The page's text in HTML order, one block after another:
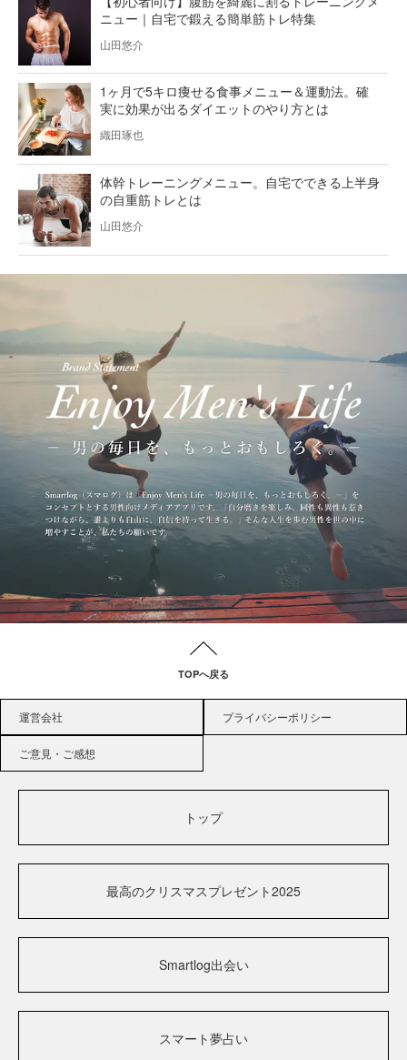
ニュー｜自宅で鍛える簡単筋トレ特集
山田悠介
1ヶ月で5キロ痩せる食事メニュー＆運動法。確
実に効果が出るダイエットのやり方とは
織田琢也
体幹トレーニングメニュー。自宅でできる上半身
の自重筋トレとは
山田悠介
TOPへ戻る
運営会社 プライバシーポリシー
ご意見・ご感想
トップ
最高のクリスマスプレゼント2025
Smartlog出会い
スマート夢占い